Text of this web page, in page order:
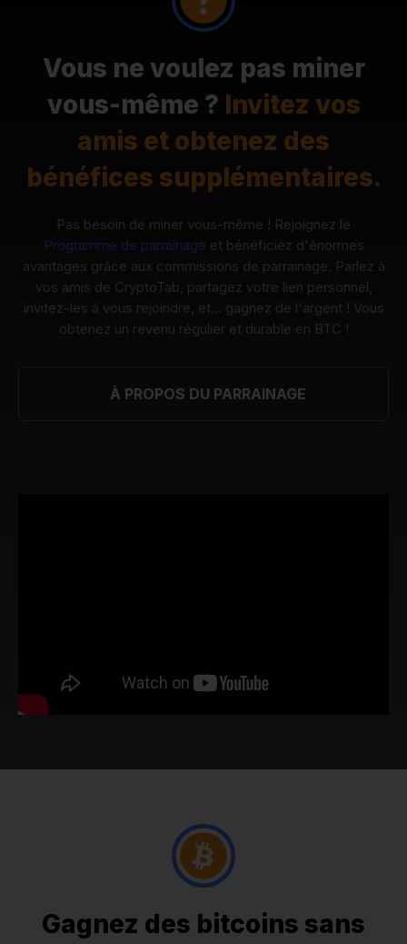
Vous ne voulez pas miner
vous-même ? Invitez vos
amis et obtenez des
bénéfices supplémentaires.
Pas besoin de miner vous-même ! Rejoignez le
Programme de parrainage et bénéficiez d'énormes
avantages grâce aux commissions de parrainage. Parlez à
vos amis de CryptoTab, partagez votre lien personnel,
invitez-les à vous rejoindre, et… gagnez de l'argent ! Vous
obtenez un revenu régulier et durable en BTC !
À PROPOS DU PARRAINAGE
Gagnez des bitcoins sans